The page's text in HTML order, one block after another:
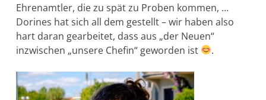
Ehrenamtler, die zu spät zu Proben kommen, …
Dorines hat sich all dem gestellt – wir haben also
hart daran gearbeitet, dass aus „der Neuen“
inzwischen „unsere Chefin“ geworden ist
.